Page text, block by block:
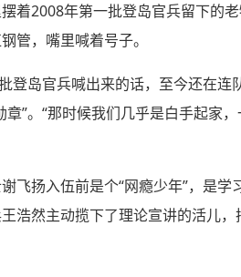
着2008年第一批登岛官兵留下的
管，嘴里喊着号子。
登岛官兵喊出来的话，至今还在
”。“那时候我们几乎是白手起家
飞扬入伍前是个“网瘾少年”，是
浩然主动揽下了理论宣讲的活儿